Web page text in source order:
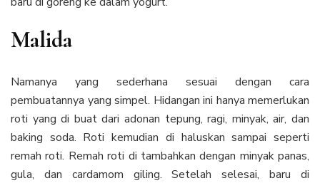
Malida
Namanya yang sederhana sesuai dengan cara
pembuatannya yang simpel. Hidangan ini hanya memerlukan
roti yang di buat dari adonan tepung, ragi, minyak, air, dan
baking soda. Roti kemudian di haluskan sampai seperti
remah roti. Remah roti di tambahkan dengan minyak panas,
gula, dan cardamom giling. Setelah selesai, baru di